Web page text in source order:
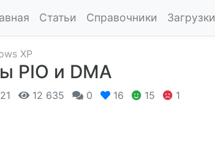
Статьи Справочники Загрузки
XP
PIO и DMA
12 635 0 16 15 1